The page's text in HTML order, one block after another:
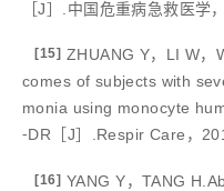
［J］.中国危重病急救医
[15] ZHUANG Y，LI W，
comes of subjects with
monia using monocyte
⁃DR［J］.Respir Care，
[16] YANG Y，TANG